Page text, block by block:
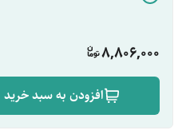
8,806,000
افزودن به سبد خرید